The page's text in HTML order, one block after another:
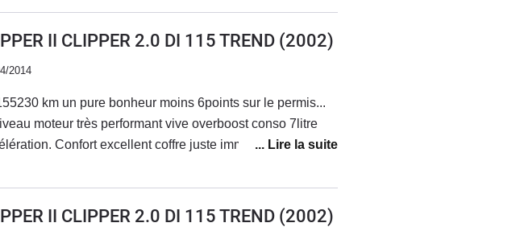
5.1 /100 contre 7.2/100km avec les memmes conditions
II CLIPPER 2.0 DI 115 TREND (2002)
2014
km un pure bonheur moins 6points sur le permis...
moteur très performant vive overboost conso 7litre
immense tenue de
arracher et bruit au niveau du coffre
II CLIPPER 2.0 DI 115 TREND (2002)